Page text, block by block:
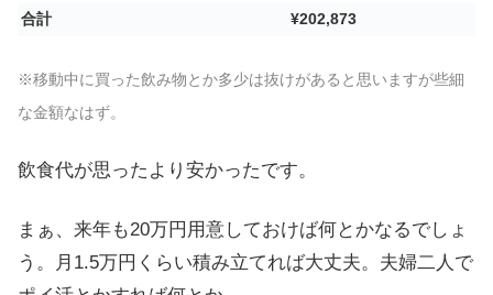
合計
¥202,873
※移動中に買った飲み物とか多少は抜けがあると思いますが些細
な金額なはず。
飲食代が思ったより安かったです。
まぁ、来年も20万円用意しておけば何とかなるでしょ
う。月1.5万円くらい積み立てれば大丈夫。夫婦二人で